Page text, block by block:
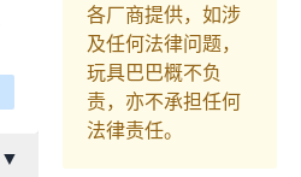
▼
各厂商提供，如涉
及任何法律问题，
玩具巴巴概不负
责，亦不承担任何
法律责任。